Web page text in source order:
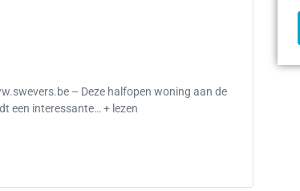
– Deze halfopen woning aan de
een interessante… + lezen